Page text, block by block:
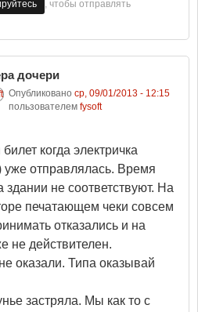
, чтобы отправлять
дочери
Опубликовано ср, 09/01/2013 - 12:15
пользователем fysoft
когда электричка
уже отправлялась. Время
не соответствуют. На
печатающем чеки совсем
отказались и на
не действителен.
оказали. Типа оказывай
застряла. Мы как то с